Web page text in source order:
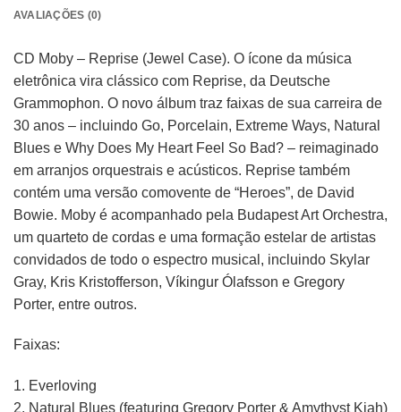
AVALIAÇÕES (0)
CD Moby – Reprise (Jewel Case). O ícone da música
eletrônica vira clássico com Reprise, da Deutsche
Grammophon. O novo álbum traz faixas de sua carreira de
30 anos – incluindo Go, Porcelain, Extreme Ways, Natural
Blues e Why Does My Heart Feel So Bad? – reimaginado
em arranjos orquestrais e acústicos. Reprise também
contém uma versão comovente de “Heroes”, de David
Bowie. Moby é acompanhado pela Budapest Art Orchestra,
um quarteto de cordas e uma formação estelar de artistas
convidados de todo o espectro musical, incluindo Skylar
Gray, Kris Kristofferson, Víkingur Ólafsson e Gregory
Porter, entre outros.
Faixas:
1. Everloving
2. Natural Blues (featuring Gregory Porter & Amythyst Kiah)